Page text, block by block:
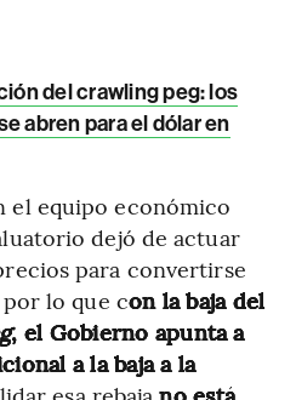
del crawling peg: los
abren para el dólar en
el equipo económico
dejó de actuar
para convertirse
lo que con la baja del
, el Gobierno apunta a
a la baja a la